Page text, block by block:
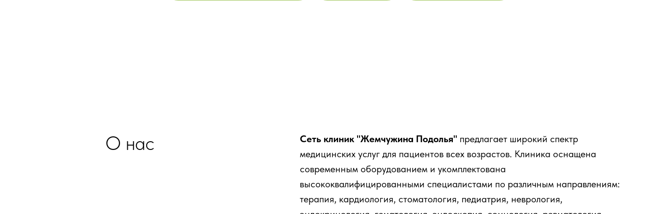
О нас Сеть клиник "Жемчужина Подолья" предлагает широкий спектр
медицинских услуг для пациентов всех возрастов. Клиника оснащена
современным оборудованием и укомплектована
высококвалифицированными специалистами по различным направлениям:
терапия, кардиология, стоматология, педиатрия, неврология,